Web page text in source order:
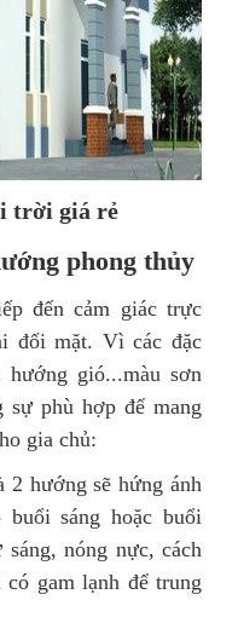
trời giá rẻ
phong thủy
đến cảm giác trực
đối mặt. Vì các đặc
gió...màu sơn
phù hợp để mang
gia chủ:
hướng sẽ hứng ánh
sáng hoặc buổi
nóng nực, cách
gam lạnh để trung